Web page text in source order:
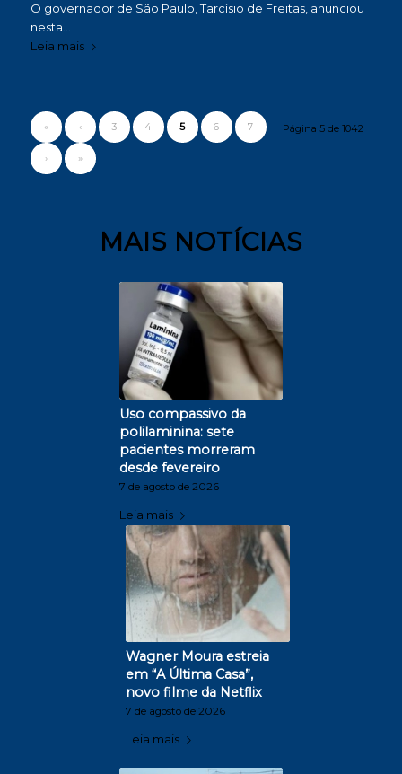
O governador de São Paulo, Tarcísio de Freitas, anunciou
nesta…
Leia mais
Página 5 de 1042
« ‹ 3 4 5 6 7
› »
MAIS NOTÍCIAS
Uso compassivo da
polilaminina: sete
pacientes morreram
desde fevereiro
7 de agosto de 2026
Leia mais
Wagner Moura estreia
em “A Última Casa”,
novo filme da Netflix
7 de agosto de 2026
Leia mais